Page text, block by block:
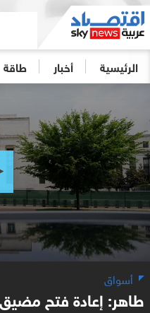
الرئيسية أخبار طاقة
أسواق
طاهر: إعادة فتح